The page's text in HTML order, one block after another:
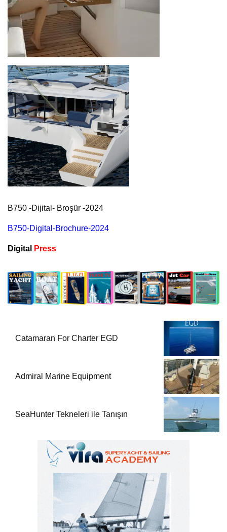
B750 -Dijital- Broşür -2024
B750-Digital-Brochure-2024
Digital Press
Catamaran For Charter EGD
Admiral Marine Equipment
SeaHunter Tekneleri ile Tanışın